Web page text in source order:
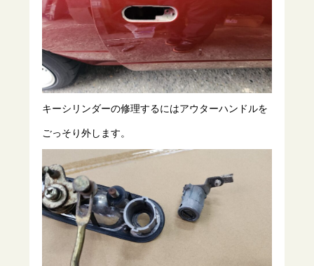
キーシリンダーの修理するにはアウターハンドルを
ごっそり外します。